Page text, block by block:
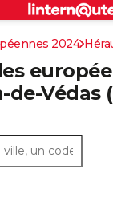
ville
S'inscrire
Connexion
2024
de-Védas